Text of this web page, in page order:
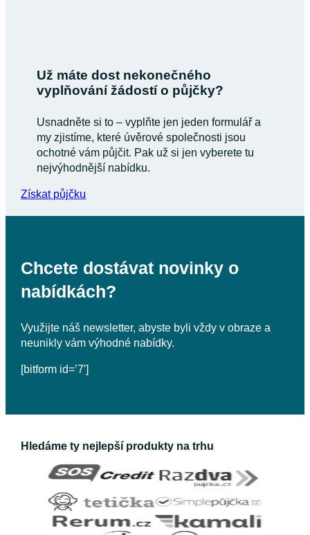
Už máte dost nekonečného
vyplňování žádostí o půjčky?
Usnadněte si to – vyplňte jen jeden formulář a
my zjistíme, které úvěrové společnosti jsou
ochotné vám půjčit. Pak už si jen vyberete tu
nejvýhodnější nabídku.
Získat půjčku
Chcete dostávat novinky o
nabídkách?
Využijte náš newsletter, abyste byli vždy v obraze a
neunikly vám výhodné nabídky.
[bitform id=’7′]
Hledáme ty nejlepší produkty na trhu